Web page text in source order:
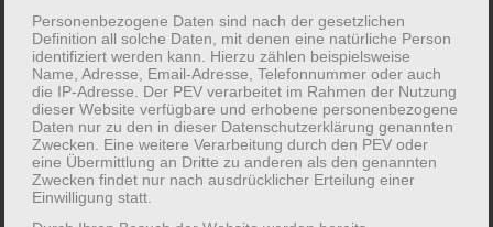
Liebe Eltern, Kitakinder und große Kinder,
wir möchten zusammen mit euch eine
abwechslungsreiche Zeit im Glückauf-Park
verbringen – mit viel Raum zum Spielen,
Ausprobieren und Spaßhaben. Gemeinsam bauen
und testen wir spannende Flugobjekte, entdecken
das Rollen, Fahren und Kreisen mit verschiedenen
Personenbezogene Daten sind nach der gesetzlichen
Definition all solche Daten, mit denen eine natürliche Person
identifiziert werden kann. Hierzu zählen beispielsweise
Name, Adresse, Email-Adresse, Telefonnummer oder auch
die IP-Adresse. Der PEV verarbeitet im Rahmen der Nutzung
dieser Website verfügbare und erhobene personenbezogene
Daten nur zu den in dieser Datenschutzerklärung genannten
Zwecken. Eine weitere Verarbeitung durch den PEV oder
eine Übermittlung an Dritte zu anderen als den genannten
Zwecken findet nur nach ausdrücklicher Erteilung einer
Einwilligung statt.